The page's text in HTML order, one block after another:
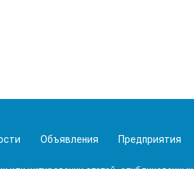
Объявления Предприятия